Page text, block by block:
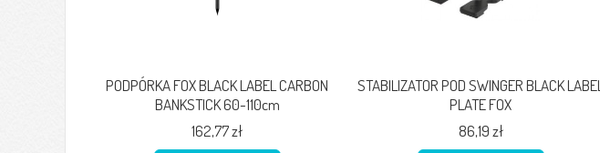
PODPÓRKA FOX BLACK LABEL CARBON
BANKSTICK 60-110cm
162,77 zł
STABILIZATOR POD SWINGER BLACK LABEL
PLATE FOX
86,19 zł